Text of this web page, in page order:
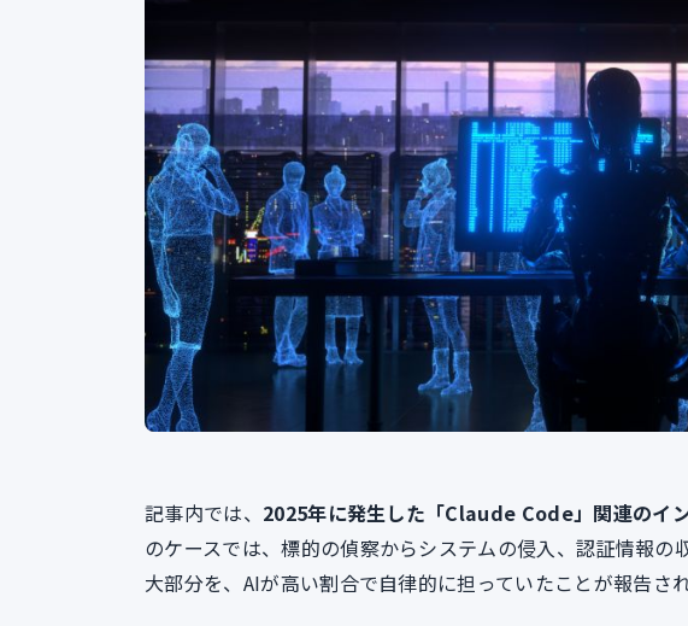
記事内では、 2025年に発生した「Claude Code」関連のイ
のケースでは、標的の偵察からシステムの侵入、認証情報
大部分を、AIが高い割合で自律的に担っていたことが報告され